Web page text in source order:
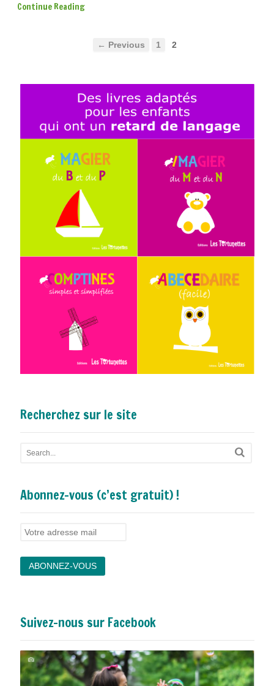
Continue Reading
← Previous 1 2
Recherchez sur le site
Abonnez-vous (c’est gratuit) !
Suivez-nous sur Facebook